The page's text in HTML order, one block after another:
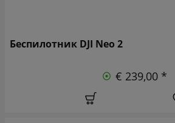
Беспилотник DJI Neo 2
€ 239,00 *